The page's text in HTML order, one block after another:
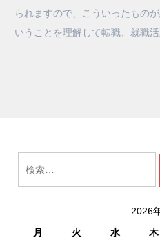
られますので、こういったもの
いうことを理解して転職、就職
2026
月
火 水 木